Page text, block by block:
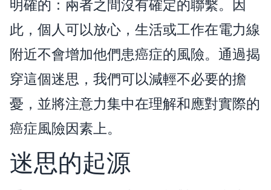
明確的：兩者之間沒有確定的聯繫。因
此，個人可以放心，生活或工作在電力線
附近不會增加他們患癌症的風險。通過揭
穿這個迷思，我們可以減輕不必要的擔
憂，並將注意力集中在理解和應對實際的
癌症風險因素上。
迷思的起源